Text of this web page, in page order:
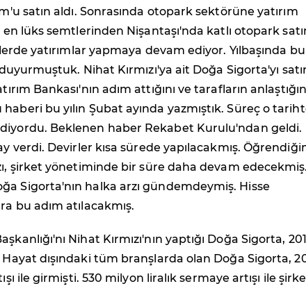
satın aldı. Sonrasında otopark sektörüne yatırım
lüks semtlerinden Nişantaşı'nda katlı otopark
yatırımlar yapmaya devam ediyor. Yılbaşında bu
Nihat Kırmızı'ya ait Doğa Sigorta'yı
Bankası'nın adım attığını ve tarafların
bu yılın Şubat ayında yazmıştık. Süreç o
Beklenen haber Rekabet Kurulu'ndan geldi.
verdi. Devirler kısa sürede yapılacakmış.
şirket yönetiminde bir süre daha devam edecekmiş.
Sigorta'nın halka arzı gündemdeymiş. Hisse
bu adım atılacakmış.
Nihat Kırmızı'nın yaptığı Doğa Sigorta,
Hayat dışındaki tüm branşlarda olan Doğa Sigorta,
ile girmişti. 530 milyon liralık sermaye artışı ile